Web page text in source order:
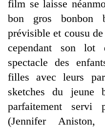
film se laisse
bon gros bonbon
prévisible et cousu
cependant son lot
spectacle des
filles avec leurs
sketches du jeune
parfaitement servi
(Jennifer